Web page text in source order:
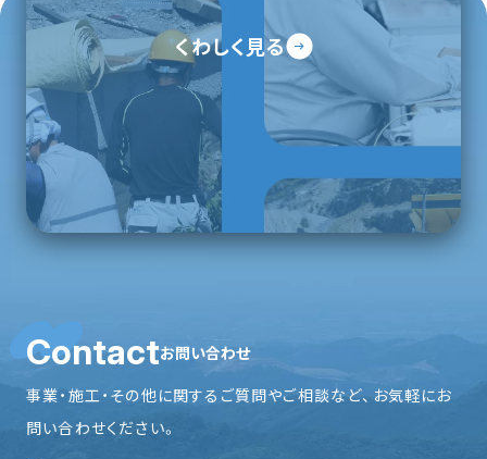
くわしく見る
Contactお問い合わせ
事業・施工・その他に関するご質問やご相談など、お気軽にお
問い合わせください。